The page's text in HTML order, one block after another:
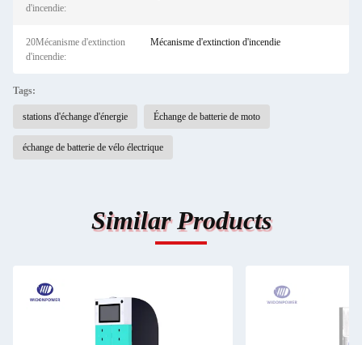
d'incendie:
20Mécanisme d'extinction
d'incendie:
Mécanisme d'extinction d'incendie
Tags:
stations d'échange d'énergie Échange de batterie de moto
échange de batterie de vélo électrique
Similar Products